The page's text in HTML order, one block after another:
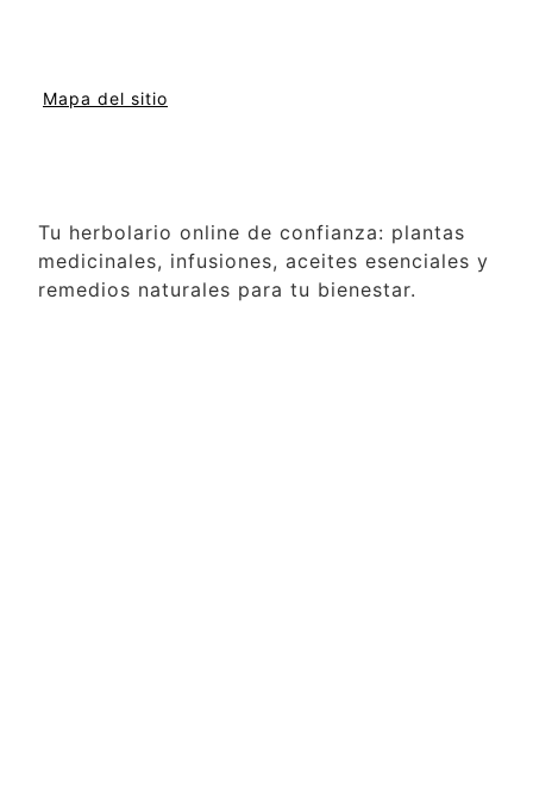
Mapa del sitio
Tu herbolario online de confianza: plantas
medicinales, infusiones, aceites esenciales y
remedios naturales para tu bienestar.